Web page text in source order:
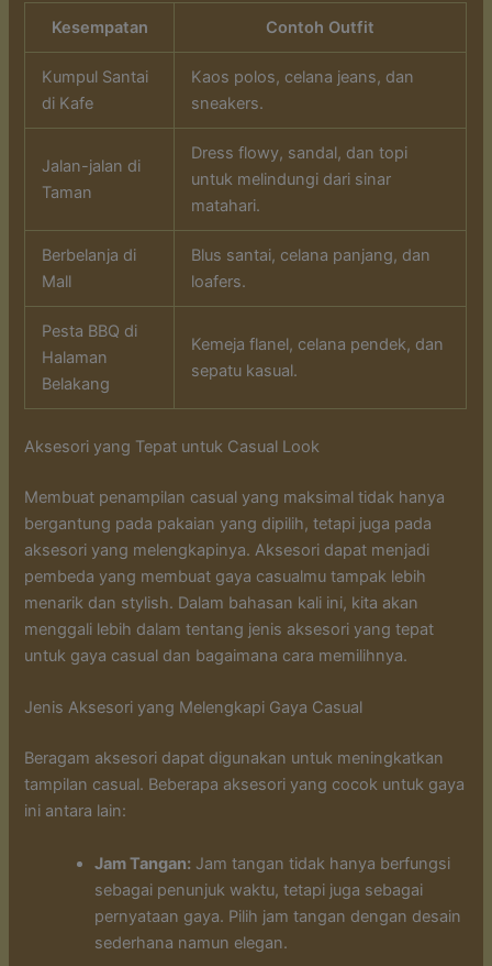
Kesempatan Contoh Outfit
Kumpul Santai
di Kafe
Kaos polos, celana jeans, dan
sneakers.
Jalan-jalan di
Taman
Dress flowy, sandal, dan topi
untuk melindungi dari sinar
matahari.
Berbelanja di
Mall
Blus santai, celana panjang, dan
loafers.
Pesta BBQ di
Halaman
Belakang
Kemeja flanel, celana pendek, dan
sepatu kasual.
Aksesori yang Tepat untuk Casual Look
Membuat penampilan casual yang maksimal tidak hanya
bergantung pada pakaian yang dipilih, tetapi juga pada
aksesori yang melengkapinya. Aksesori dapat menjadi
pembeda yang membuat gaya casualmu tampak lebih
menarik dan stylish. Dalam bahasan kali ini, kita akan
menggali lebih dalam tentang jenis aksesori yang tepat
untuk gaya casual dan bagaimana cara memilihnya.
Jenis Aksesori yang Melengkapi Gaya Casual
Beragam aksesori dapat digunakan untuk meningkatkan
tampilan casual. Beberapa aksesori yang cocok untuk gaya
ini antara lain:
Jam Tangan: Jam tangan tidak hanya berfungsi
sebagai penunjuk waktu, tetapi juga sebagai
pernyataan gaya. Pilih jam tangan dengan desain
sederhana namun elegan.